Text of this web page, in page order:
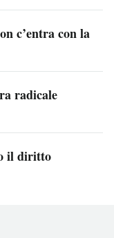
c’entra con la
radicale
il diritto